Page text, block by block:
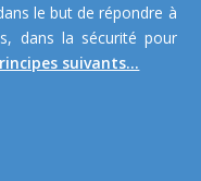
le but de répondre à
dans la sécurité pour
suivants...